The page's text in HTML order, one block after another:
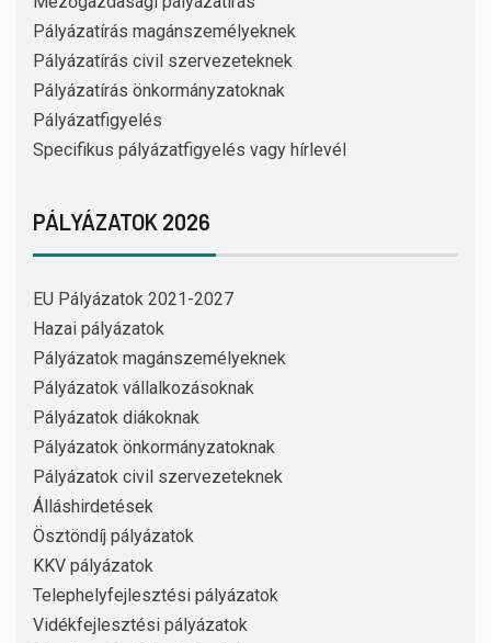
Pályázatírás magánszemélyeknek
Pályázatírás civil szervezeteknek
Pályázatírás önkormányzatoknak
Pályázatfigyelés
Specifikus pályázatfigyelés vagy hírlevél
PÁLYÁZATOK 2026
EU Pályázatok 2021-2027
Hazai pályázatok
Pályázatok magánszemélyeknek
Pályázatok vállalkozásoknak
Pályázatok diákoknak
Pályázatok önkormányzatoknak
Pályázatok civil szervezeteknek
Álláshirdetések
Ösztöndíj pályázatok
KKV pályázatok
Telephelyfejlesztési pályázatok
Vidékfejlesztési pályázatok